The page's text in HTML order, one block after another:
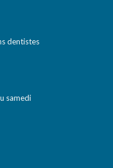
dentistes
samedi